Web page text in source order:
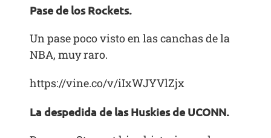
Pase de los Rockets.
Un pase poco visto en las canchas de la
NBA, muy raro.
https://vine.co/v/iIxWJYVlZjx
La despedida de las Huskies de UCONN.